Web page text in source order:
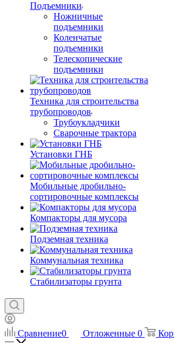
Подъемники
Ножничные
подъемники
Коленчатые
подъемники
Телескопические
подъемники
Техника для строительства
трубопроводов
Трубоукладчики
Сварочные трактора
Установки ГНБ
Мобильные дробильно-
сортировочные комплексы
Компакторы для мусора
Подземная техника
Коммунальная техника
Стабилизаторы грунта
Сравнение0 Отложенные 0